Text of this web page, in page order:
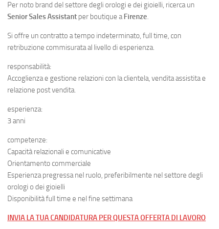
Per noto brand del settore degli orologi e dei gioielli, ricerca un
Senior Sales Assistant per boutique aFirenze.
Si offre un contratto a tempo indeterminato, full time, con
retribuzione commisurata al livello di esperienza.
responsabilità:
Accoglienza e gestione relazioni con la clientela, vendita assistita e
relazione post vendita.
esperienza:
3 anni
competenze:
Capacità relazionali e comunicative
Orientamento commerciale
Esperienza pregressa nel ruolo, preferibilmente nel settore degli
orologi o dei gioielli
Disponibilità full time e nel fine settimana
INVIA LA TUA CANDIDATURA PER QUESTA OFFERTA DI LAVORO